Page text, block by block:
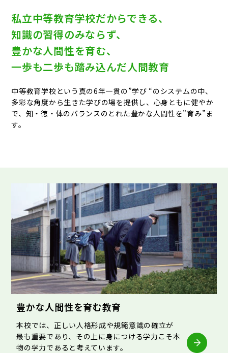
私立中等教育学校だからできる、
知識の習得のみならず、
豊かな人間性を育む、
一歩も二歩も踏み込んだ人間教育
中等教育学校という真の6年一貫の”学び “のシステムの中、
多彩な角度から生きた学びの場を提供し、心身ともに健やか
で、知・徳・体のバランスのとれた豊かな人間性を”育み”ま
す。
豊かな人間性を育む教育
本校では、正しい人格形成や規範意識の確立が
最も重要であり、その上に身につける学力こそ本
物の学力であると考えています。